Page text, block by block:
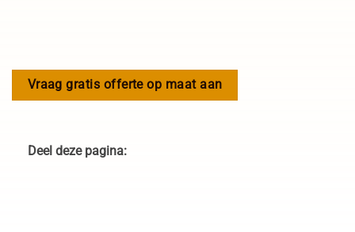
Vraag gratis offerte op maat aan
Deel deze pagina: